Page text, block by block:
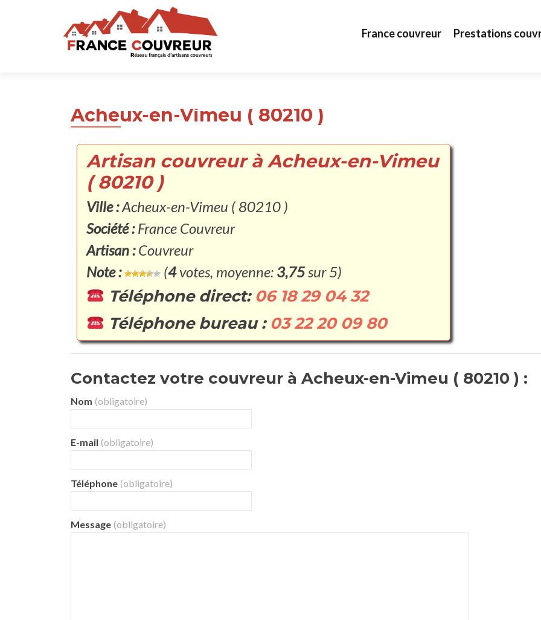
France couvreur Prestations
Acheux-en-Vimeu ( 80210 )
Artisan couvreur à Acheux-en-Vimeu
( 80210 )
Ville :Acheux-en-Vimeu ( 80210 )
Société :France Couvreur
Artisan :Couvreur
Note :
(4votes, moyenne: 3,75sur 5)
Téléphone direct: 06 18 29 04 32
Téléphone bureau : 03 22 20 09 80
Contactez votre couvreur à Acheux-en-Vimeu ( 80210 ) :
Nom (obligatoire)
E-mail (obligatoire)
Téléphone (obligatoire)
Message (obligatoire)